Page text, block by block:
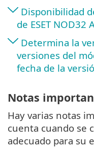
Disponibilidad
de ESET NOD32
Determina la
versiones del
fecha de la
Notas
Hay varias notas
cuenta cuando se
adecuado para su